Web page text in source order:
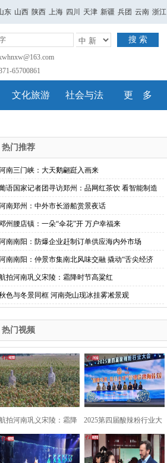
东 山西 陕西 上海 四川 天津 新疆 兵团 云南 浙江
搜 索
65700861
文化旅游 社会与法 更 多
热门推荐
南三门峡：大天鹅翩跹入画来
语国家记者团寻访郑州：品网红茶饮 看智能制造
南郑州：中外市长游船赏景夜话
州腰店镇：一朵“伞花”开 万户幸福来
南南阳：防爆企业赶制订单供应海内外市场
南南阳：仲景市集南北风味交融 撬动“舌尖经济
拍河南巩义宋陵：霜降时节高粱红
色与冬景同框 河南尧山现冰挂雾凇景观
热门视频
拍河南巩义宋陵：霜降
时节高粱红
2025第四届酸辣粉行业大
会在河南开封举行